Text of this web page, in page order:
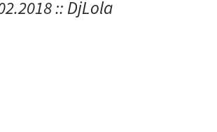
:: DjLola